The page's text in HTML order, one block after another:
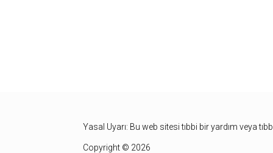
Yasal Uyarı: Bu web sitesi tıbbi bir yardım veya
Copyright © 2026